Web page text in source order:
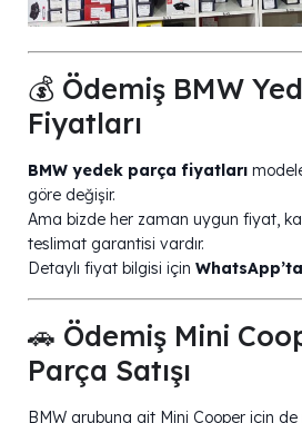
💰 Ödemiş BMW
Fiyatları
BMW yedek parça fiyatları
göre değişir.
Ama bizde her zaman uygun fiyat,
teslimat garantisi vardır.
Detaylı fiyat bilgisi için
🚗 Ödemiş Mini
Parça Satışı
BMW grubuna ait Mini Cooper için de